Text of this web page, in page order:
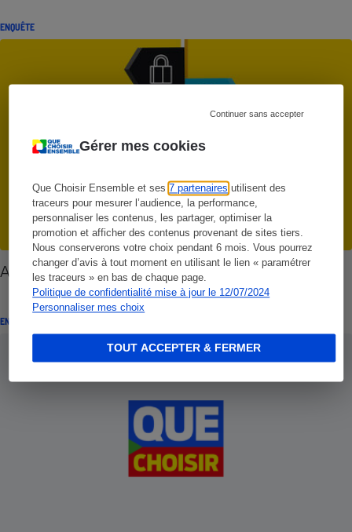
Gérer mes cookies
Que Choisir Ensemble et ses7 partenaires utilisent des
traceurs pour mesurer l’audience, la performance,
personnaliser les contenus, les partager, optimiser la
promotion et afficher des contenus provenant de sites tiers.
Nous conserverons votre choix pendant 6 mois. Vous pourrez
changer d’avis à tout moment en utilisant le lien « paramétrer
les traceurs » en bas de chaque page.
Politique de confidentialité mise à jour le 12/07/2024
Personnaliser mes choix
Continuer sans accepter
TOUT ACCEPTER & FERMER
ENQUÊTE
Assurance vie - Le pire et le meilleur du marché
ENQUÊTE